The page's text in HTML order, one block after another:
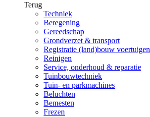
Terug
Techniek
Beregening
Gereedschap
Grondverzet & transport
Registratie (land)bouw voertuigen
Reinigen
Service, onderhoud & reparatie
Tuinbouwtechniek
Tuin- en parkmachines
Beluchten
Bemesten
Frezen